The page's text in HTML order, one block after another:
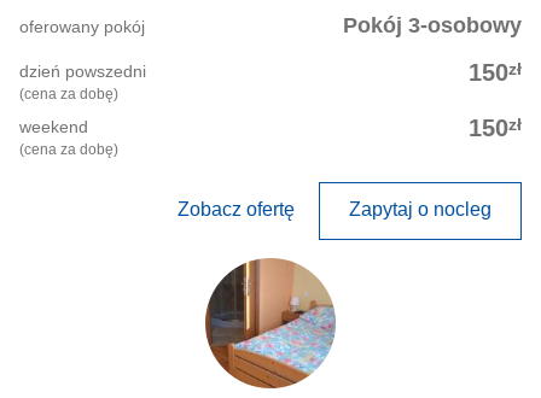
Pokój 3-osobowy
oferowany pokój
150zł
dzień powszedni
(cena za dobę)
150zł
weekend
(cena za dobę)
Zobacz ofertę Zapytaj o nocleg